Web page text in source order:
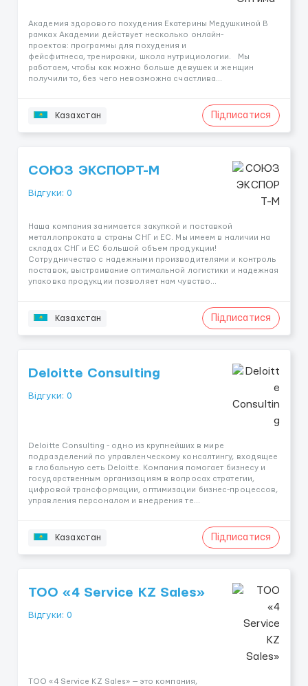
Академия здорового похудения Екатерины Медушкиной В
рамках Академии действует несколько онлайн-
проектов: программы для похудения и
фейсфитнеса, тренировки, школа нутрициологии. Мы
работаем, чтобы как можно больше девушек и женщин
получили то, без чего невозможна счастлива...
Казахстан Підписатися
СОЮЗ ЭКСПОРТ-М
Відгуки: 0
Наша компания занимается закупкой и поставкой
металлопроката в страны СНГ и ЕС. Мы имеем в наличии на
складах СНГ и ЕС большой объем продукции!
Сотрудничество с надежными производителями и контроль
поставок, выстраивание оптимальной логистики и надежная
упаковка продукции позволяет нам чувство...
Казахстан Підписатися
Deloitte Consulting
Відгуки: 0
Deloitte Consulting - одно из крупнейших в мире
подразделений по управленческому консалтингу, входящее
в глобальную сеть Deloitte. Компания помогает бизнесу и
государственным организациям в вопросах стратегии,
цифровой трансформации, оптимизации бизнес-процессов,
управления персоналом и внедрения те...
Казахстан Підписатися
ТОО «4 Service KZ Sales»
Відгуки: 0
ТОО «4 Service KZ Sales» — это компания,